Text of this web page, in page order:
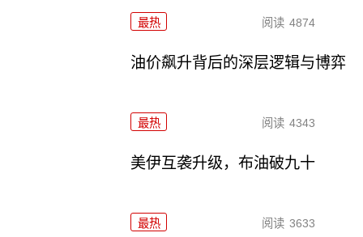
最热 阅读 4874
油价飙升背后的深层逻辑与博弈
最热 阅读 4343
美伊互袭升级，布油破九十
最热 阅读 3633